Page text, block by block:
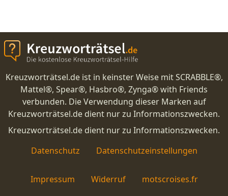
Kreuzworträtsel.de ist in keinster Weise mit SCRABBLE®,
Mattel®, Spear®, Hasbro®, Zynga® with Friends
verbunden. Die Verwendung dieser Marken auf
Kreuzworträtsel.de dient nur zu Informationszwecken.
Kreuzworträtsel.de dient nur zu Informationszwecken.
Datenschutz
Datenschutzeinstellungen
Impressum Widerruf motscroises.fr